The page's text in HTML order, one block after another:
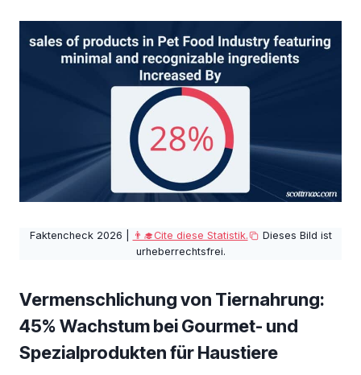
Faktencheck 2026 | 👨‍🎓Cite diese Statistik.
Dieses Bild ist
urheberrechtsfrei.
Vermenschlichung von Tiernahrung:
45% Wachstum bei Gourmet- und
Spezialprodukten für Haustiere